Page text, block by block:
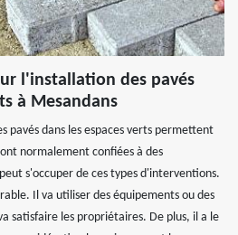
l'installation des pavés
à Mesandans
pavés dans les espaces verts permettent
normalement confiées à des
s'occuper de ces types d'interventions.
Il va utiliser des équipements ou des
satisfaire les propriétaires. De plus, il a le